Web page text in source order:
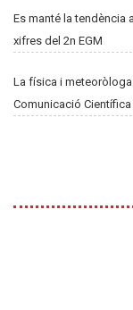
Es manté la tendència
xifres del 2n EGM
La física i meteoròloga
Comunicació Científica